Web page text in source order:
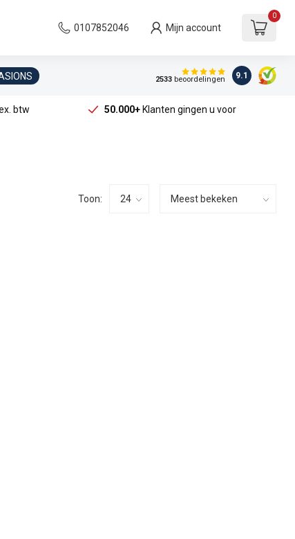
0107852046 Mijn account
0
2533beoordelingen 9.1
btw 50.000+Klanten gingen u voor
Toon: